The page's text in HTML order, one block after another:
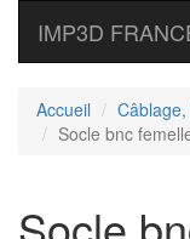
IMP3D
Accueil
Socle bnc